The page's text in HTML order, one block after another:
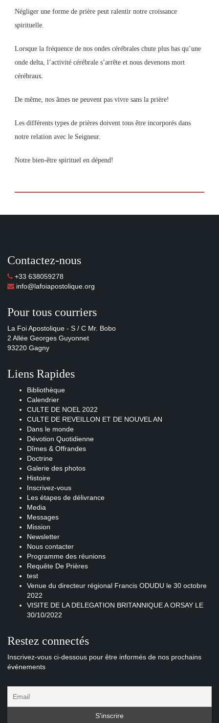
Négliger une forme de prière peut ralentir notre croissance
spirituelle.
Lorsque la fréquence de nos ondes cérébrales chute plus bas qu’une
onde delta, l’activité cérébrale s’arrête et nous devenons mort
cérébraux.
De même, nos âmes ne peuvent pas vivre sans la prière!
Les différents types de prières doivent tous être incorporés dans
notre relation avec le Seigneur.
Notre bien-être spirituel en dépend!
Contactez-nous
+33 638059278
info@lafoiapostolique.org
Pour tous courriers
La Foi Apostolique - S / C Mr. Bobo
2 Allée Georges Guyonnet
93220 Gagny
Liens Rapides
Bibliothèque
Calendrier
CULTE DE NOEL 2022
CULTE DE REVEILLON ET DE NOUVEL AN
Dans le monde
Dévotion Quotidienne
Dîmes & Offrandes
Doctrine
Galerie des photos
Histoire
Inscrivez-vous
Les étapes de délivrance
Media
Messages
Mission
Newsletter
Nous contacter
Programme des réunions
Requête De Prières
test
Venue du directeur régional Francis ODUDU le 30 octobre
2022
VISITE DE LA DELEGATION BRITANNIQUE A ORSAY LE
30/10/2022
Restez connectés
Inscrivez-vous ci-dessous pour être informés de nos prochains
événements